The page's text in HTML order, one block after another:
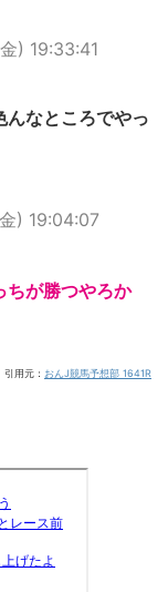
) 19:33:41
んなところでやっ
) 19:04:07
ちが勝つやろか
引用元： おんJ競馬予想部 1641R